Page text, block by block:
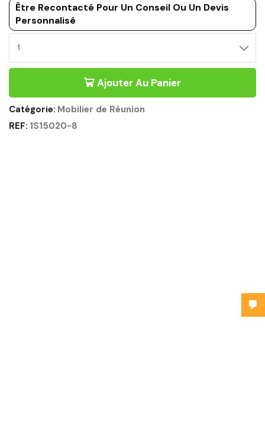
Être Recontacté Pour Un Conseil Ou Un Devis
Personnalisé
Ajouter Au Panier
Catégorie: Mobilier de Réunion
REF: 1S15020-8